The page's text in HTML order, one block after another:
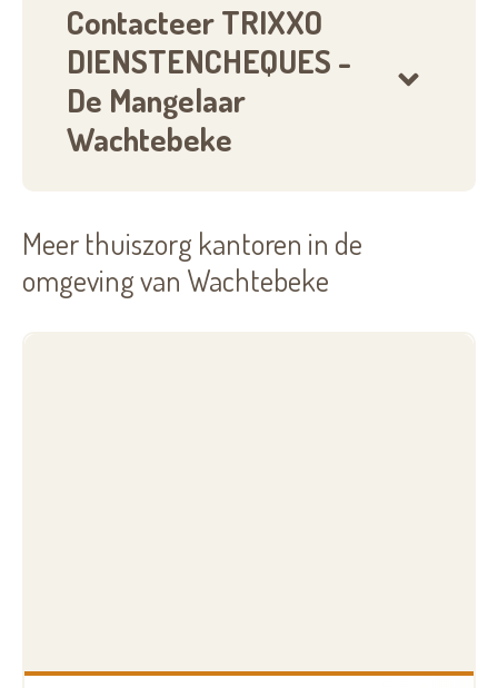
Contacteer TRIXXO
DIENSTENCHEQUES -
De Mangelaar
Wachtebeke
Meer thuiszorg kantoren in de
omgeving van Wachtebeke